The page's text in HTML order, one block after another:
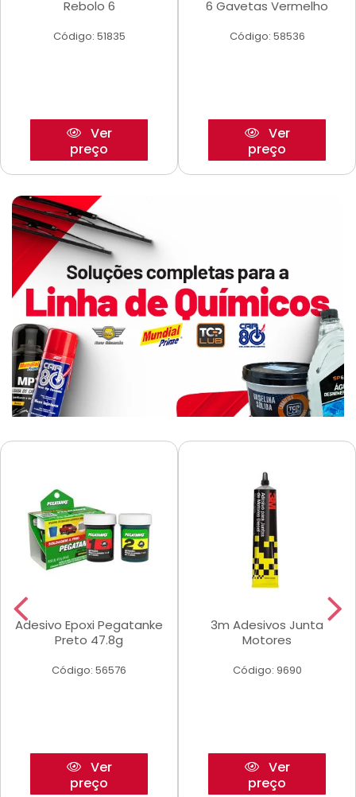
Rebolo 6
Código: 51835
Ver
preço
6 Gavetas Vermelho
Código: 58536
Ver
preço
Adesivo Epoxi Pegatanke
Preto 47.8g
Código: 56576
Ver
preço
3m Adesivos Junta
Motores
Código: 9690
Ver
preço